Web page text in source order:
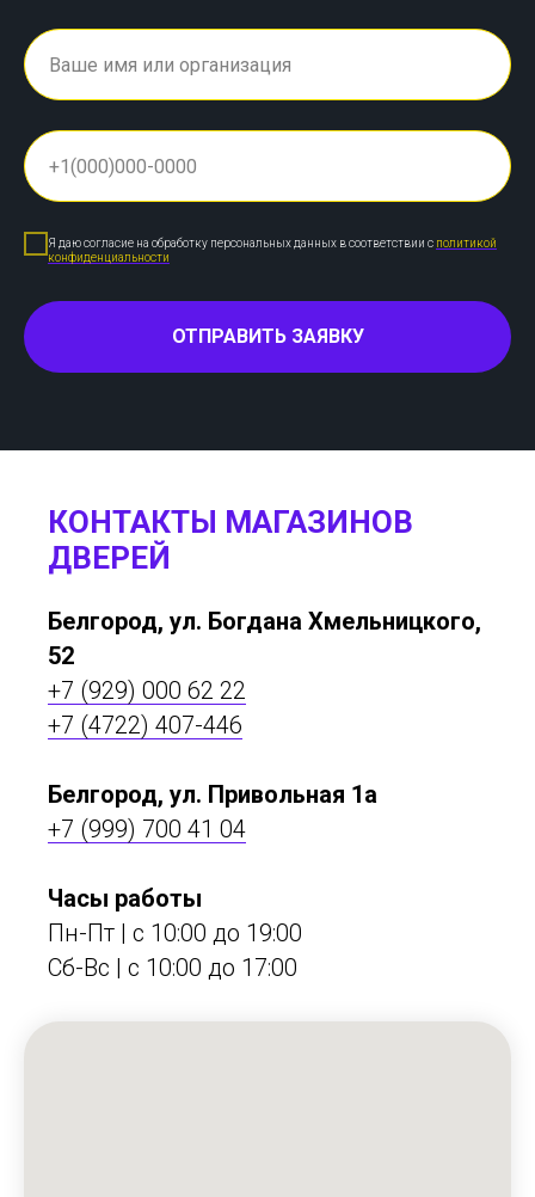
Я даю согласие на обработку персональных данных в соответствии с политикой
конфиденциальности
ОТПРАВИТЬ ЗАЯВКУ
КОНТАКТЫ МАГАЗИНОВ
ДВЕРЕЙ
Белгород, ул. Богдана Хмельницкого,
52
+7 (929) 000 62 22
+7 (4722) 407-446
Белгород, ул. Привольная 1а
+7 (999) 700 41 04
Часы работы
Пн-Пт | с 10:00 до 19:00
Сб-Вс | c 10:00 до 17:00